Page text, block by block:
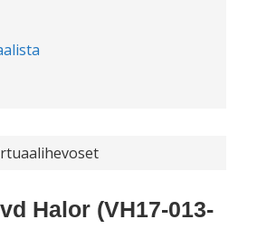
Halor (VH17-013-